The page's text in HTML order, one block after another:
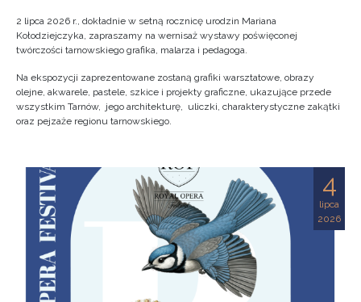
2 lipca 2026 r., dokładnie w setną rocznicę urodzin Mariana
Kołodziejczyka, zapraszamy na wernisaż wystawy poświęconej
twórczości tarnowskiego grafika, malarza i pedagoga.
Na ekspozycji zaprezentowane zostaną grafiki warsztatowe, obrazy
olejne, akwarele, pastele, szkice i projekty graficzne, ukazujące przede
wszystkim Tarnów, jego architekturę, uliczki, charakterystyczne zakątki
oraz pejzaże regionu tarnowskiego.
4
lipca
2026